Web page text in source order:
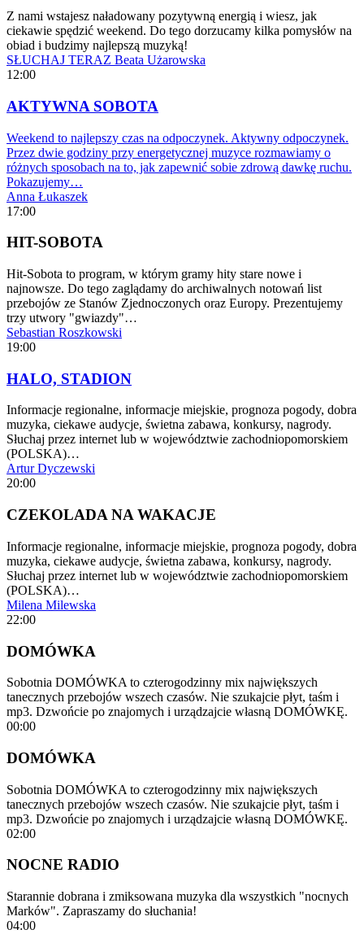
Z nami wstajesz naładowany pozytywną energią i wiesz, jak
ciekawie spędzić weekend. Do tego dorzucamy kilka pomysłów na
obiad i budzimy najlepszą muzyką!
SŁUCHAJ TERAZ Beata Użarowska
12:00
AKTYWNA SOBOTA
Weekend to najlepszy czas na odpoczynek. Aktywny odpoczynek.
Przez dwie godziny przy energetycznej muzyce rozmawiamy o
różnych sposobach na to, jak zapewnić sobie zdrową dawkę ruchu.
Pokazujemy…
Anna Łukaszek
17:00
HIT-SOBOTA
Hit-Sobota to program, w którym gramy hity stare nowe i
najnowsze. Do tego zaglądamy do archiwalnych notowań list
przebojów ze Stanów Zjednoczonych oraz Europy. Prezentujemy
trzy utwory "gwiazdy"…
Sebastian Roszkowski
19:00
HALO, STADION
Informacje regionalne, informacje miejskie, prognoza pogody, dobra
muzyka, ciekawe audycje, świetna zabawa, konkursy, nagrody.
Słuchaj przez internet lub w województwie zachodniopomorskiem
(POLSKA)…
Artur Dyczewski
20:00
CZEKOLADA NA WAKACJE
Informacje regionalne, informacje miejskie, prognoza pogody, dobra
muzyka, ciekawe audycje, świetna zabawa, konkursy, nagrody.
Słuchaj przez internet lub w województwie zachodniopomorskiem
(POLSKA)…
Milena Milewska
22:00
DOMÓWKA
Sobotnia DOMÓWKA to czterogodzinny mix największych
tanecznych przebojów wszech czasów. Nie szukajcie płyt, taśm i
mp3. Dzwońcie po znajomych i urządzajcie własną DOMÓWKĘ.
00:00
DOMÓWKA
Sobotnia DOMÓWKA to czterogodzinny mix największych
tanecznych przebojów wszech czasów. Nie szukajcie płyt, taśm i
mp3. Dzwońcie po znajomych i urządzajcie własną DOMÓWKĘ.
02:00
NOCNE RADIO
Starannie dobrana i zmiksowana muzyka dla wszystkich "nocnych
Marków". Zapraszamy do słuchania!
04:00